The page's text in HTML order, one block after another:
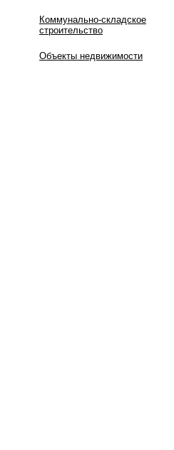
Коммунально-складское
строительство
Объекты недвижимости